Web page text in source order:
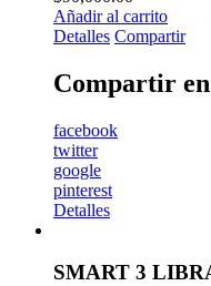
Añadir al carrito
Detalles Compartir
Compartir
facebook
twitter
google
pinterest
Detalles
SMART 3